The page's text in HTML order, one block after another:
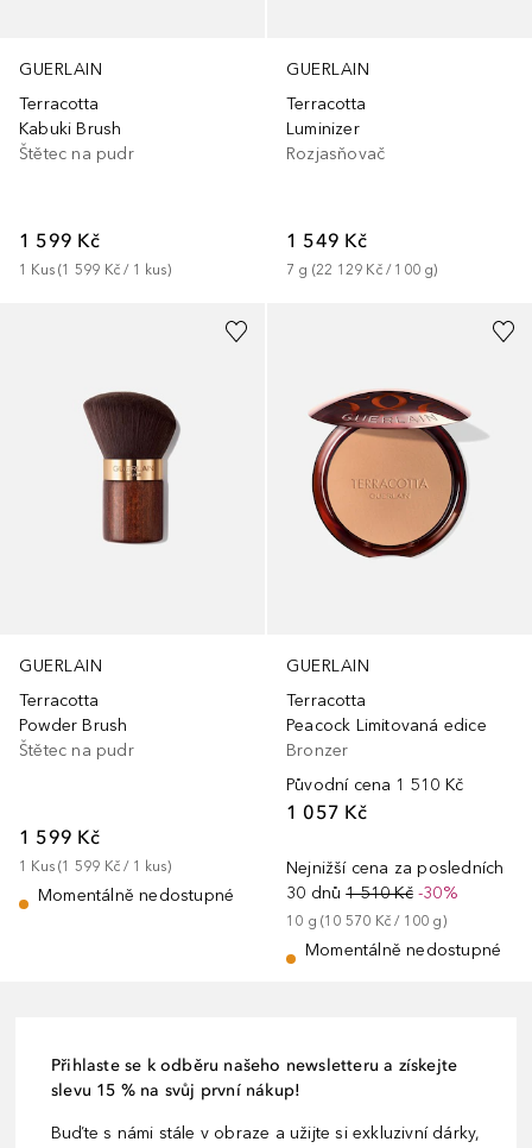
GUERLAIN
Terracotta
Kabuki Brush
Štětec na pudr
1 599 Kč
1 Kus (1 599 Kč / 1 kus)
GUERLAIN
Terracotta
Luminizer
Rozjasňovač
1 549 Kč
7 g (22 129 Kč / 100 g)
GUERLAIN
Terracotta
Powder Brush
Štětec na pudr
1 599 Kč
1 Kus (1 599 Kč / 1 kus)
Momentálně nedostupné
GUERLAIN
Terracotta
Peacock Limitovaná edice
Bronzer
Původní cena 1 510 Kč
1 057 Kč
Nejnižší cena za posledních
30 dnů 1 510 Kč-30%
10 g (10 570 Kč / 100 g)
Momentálně nedostupné
+ 3
Přihlaste se k odběru našeho newsletteru a získejte
slevu 15 % na svůj první nákup!
Buďte s námi stále v obraze a užijte si exkluzivní dárky,